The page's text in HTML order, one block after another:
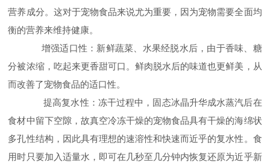
营养成分。这对于宠物食品来说尤为重要，因为宠物需要全面均
衡的营养来维持健康。
增强适口性：新鲜蔬菜、水果经脱水后，由于香味、糖
分被浓缩，吃起来更香甜可口。鲜肉脱水后的味道也更鲜美，从
而改善了宠物食品的适口性。
提高复水性：冻干过程中，固态冰晶升华成水蒸汽后在
食材中留下空隙，故真空冷冻干燥的宠物食品具有干燥的海绵状
多孔性结构，因此具有理想的速溶性和快速而近乎的复水性。食
用时只要加入适量水，即可在几秒至几分钟内恢复还原为近乎新